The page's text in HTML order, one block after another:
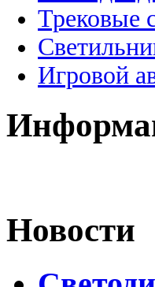
Трековые
Игровой
Новости